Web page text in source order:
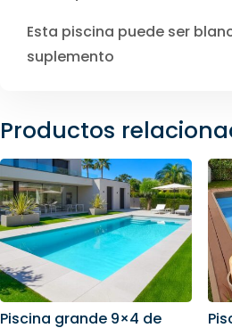
Esta piscina puede ser
suplemento
Productos
Piscina grande 9×4 de